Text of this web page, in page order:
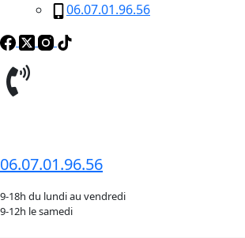
06.07.01.96.56
06.07.01.96.56
9-18h du lundi au vendredi
9-12h le samedi